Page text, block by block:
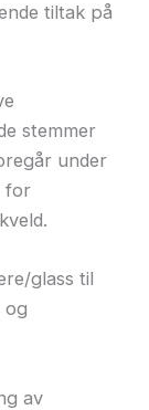
tiltak på
stemmer
under
for
glass til
og
av